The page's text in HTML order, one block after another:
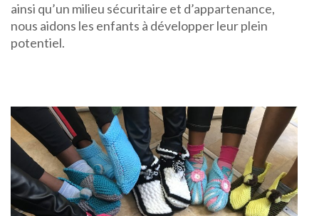
ainsi qu’un milieu sécuritaire et d’appartenance,
nous aidons les enfants à développer leur plein
potentiel.